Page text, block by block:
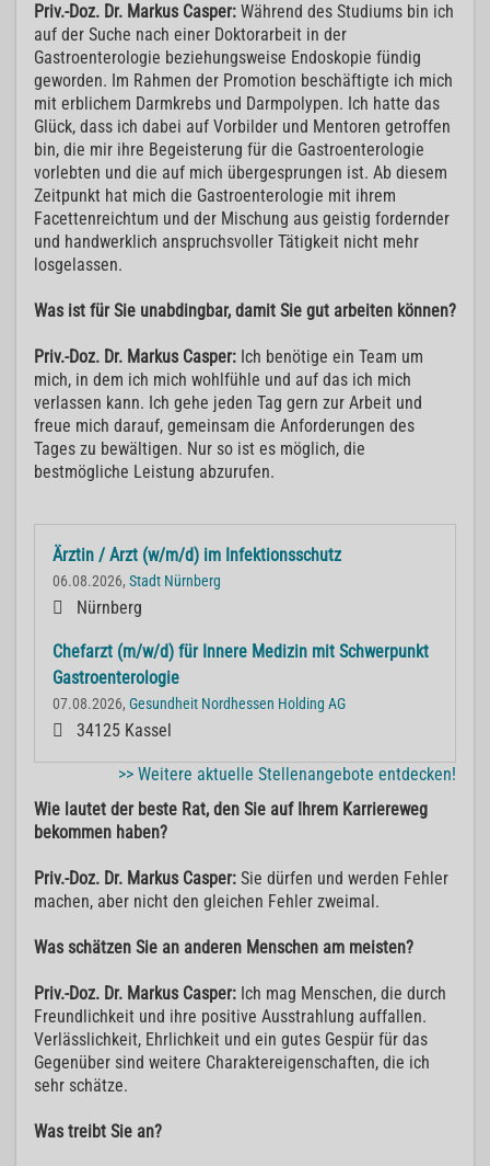
Priv.-Doz. Dr. Markus Casper: Während des Studiums bin ich
auf der Suche nach einer Doktorarbeit in der
Gastroenterologie beziehungsweise Endoskopie fündig
geworden. Im Rahmen der Promotion beschäftigte ich mich
mit erblichem Darmkrebs und Darmpolypen. Ich hatte das
Glück, dass ich dabei auf Vorbilder und Mentoren getroffen
bin, die mir ihre Begeisterung für die Gastroenterologie
vorlebten und die auf mich übergesprungen ist. Ab diesem
Zeitpunkt hat mich die Gastroenterologie mit ihrem
Facettenreichtum und der Mischung aus geistig fordernder
und handwerklich anspruchsvoller Tätigkeit nicht mehr
losgelassen.
Was ist für Sie unabdingbar, damit Sie gut arbeiten können?
Priv.-Doz. Dr. Markus Casper: Ich benötige ein Team um
mich, in dem ich mich wohlfühle und auf das ich mich
verlassen kann. Ich gehe jeden Tag gern zur Arbeit und
freue mich darauf, gemeinsam die Anforderungen des
Tages zu bewältigen. Nur so ist es möglich, die
bestmögliche Leistung abzurufen.
Ärztin / Arzt (w/m/d) im Infektionsschutz
06.08.2026, Stadt Nürnberg
Nürnberg
Chefarzt (m/w/d) für Innere Medizin mit Schwerpunkt
Gastroenterologie
07.08.2026, Gesundheit Nordhessen Holding AG
34125 Kassel
>> Weitere aktuelle Stellenangebote entdecken!
Wie lautet der beste Rat, den Sie auf Ihrem Karriereweg
bekommen haben?
Priv.-Doz. Dr. Markus Casper: Sie dürfen und werden Fehler
machen, aber nicht den gleichen Fehler zweimal.
Was schätzen Sie an anderen Menschen am meisten?
Priv.-Doz. Dr. Markus Casper: Ich mag Menschen, die durch
Freundlichkeit und ihre positive Ausstrahlung auffallen.
Verlässlichkeit, Ehrlichkeit und ein gutes Gespür für das
Gegenüber sind weitere Charaktereigenschaften, die ich
sehr schätze.
Was treibt Sie an?